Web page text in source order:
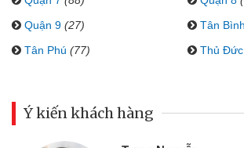
Quận 9 (27) Tân Bình
Tân Phú (77) Thủ Đức
Ý kiến khách hàng